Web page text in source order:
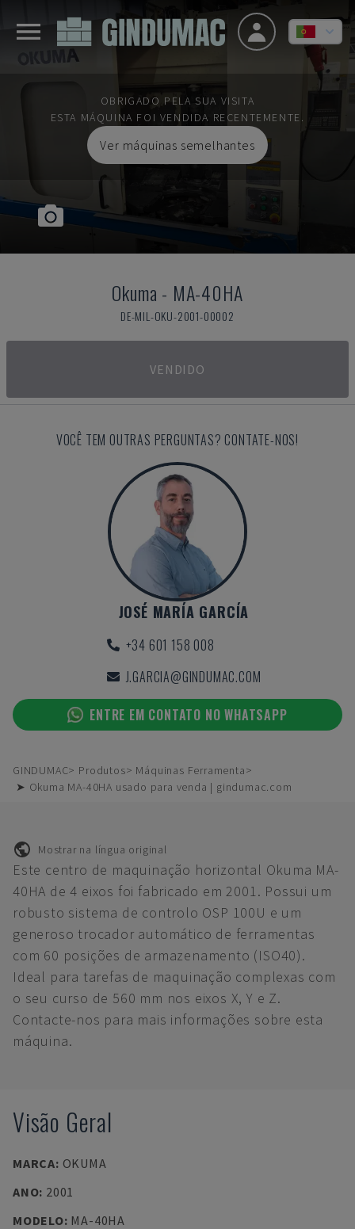
OBRIGADO PELA SUA VISITA
ESTA MÁQUINA FOI VENDIDA RECENTEMENTE.
Ver máquinas semelhantes
Okuma - MA-40HA
DE-MIL-OKU-2001-00002
VENDIDO
VOCÊ TEM OUTRAS PERGUNTAS? CONTATE-NOS!
JOSÉ MARÍA GARCÍA
+34 601 158 008
J.GARCIA@GINDUMAC.COM
ENTRE EM CONTATO NO WHATSAPP
GINDUMAC Produtos
Máquinas Ferramenta
➤ Okuma MA-40HA usado para venda | gindumac.com
Mostrar na língua original
Este centro de maquinação horizontal Okuma MA-
40HA de 4 eixos foi fabricado em 2001. Possui um
robusto sistema de controlo OSP 100U e um
generoso trocador automático de ferramentas
com 60 posições de armazenamento (ISO40).
Ideal para tarefas de maquinação complexas com
o seu curso de 560 mm nos eixos X, Y e Z.
Contacte-nos para mais informações sobre esta
máquina.
Visão Geral
MARCA: OKUMA
ANO: 2001
MODELO: MA-40HA